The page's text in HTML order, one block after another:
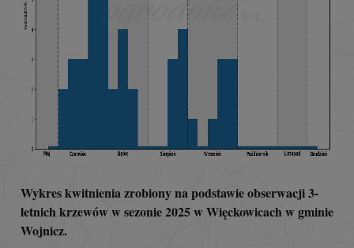
Wykres kwitnienia zrobiony na podstawie obserwacji 3-
letnich krzewów w sezonie 2025 w Więckowicach w gminie
Wojnicz.